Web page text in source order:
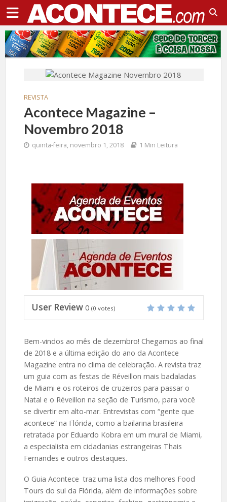
REVISTA
Acontece Magazine –
Novembro 2018
quinta-feira, novembro 1, 2018 1 Min Leitura
User Review 0 (0 votes)
Bem-vindos ao mês de dezembro! Chegamos ao final
de 2018 e a última edição do ano da Acontece
Magazine entra no clima de celebração. A revista traz
um guia com as festas de Réveillon mais badaladas
de Miami e os roteiros de cruzeiros para passar o
Natal e o Réveillon na seção de Turismo, para você
se divertir em alto-mar. Entrevistas com “gente que
acontece” na Flórida, como a bailarina brasileira
retratada por Eduardo Kobra em um mural de Miami,
a especialista em cidadanias estrangeiras Thais
Fernandes e outros destaques.
O Guia Acontece traz uma lista dos melhores Food
Tours do sul da Flórida, além de informações sobre